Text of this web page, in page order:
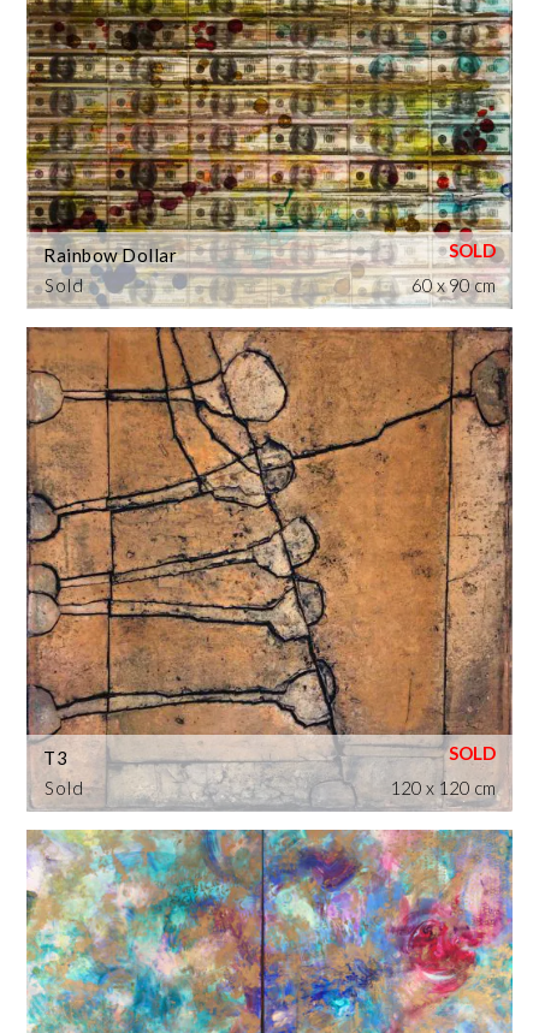
Sold
Rainbow Dollar
60 x 90 cm
Sold
T3
120 x 120 cm